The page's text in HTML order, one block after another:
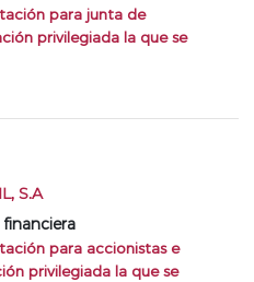
para junta de
privilegiada la que se
S.A
para accionistas e
privilegiada la que se